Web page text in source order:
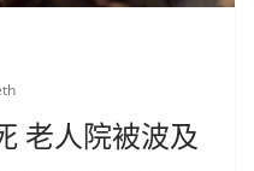
老人院被波及